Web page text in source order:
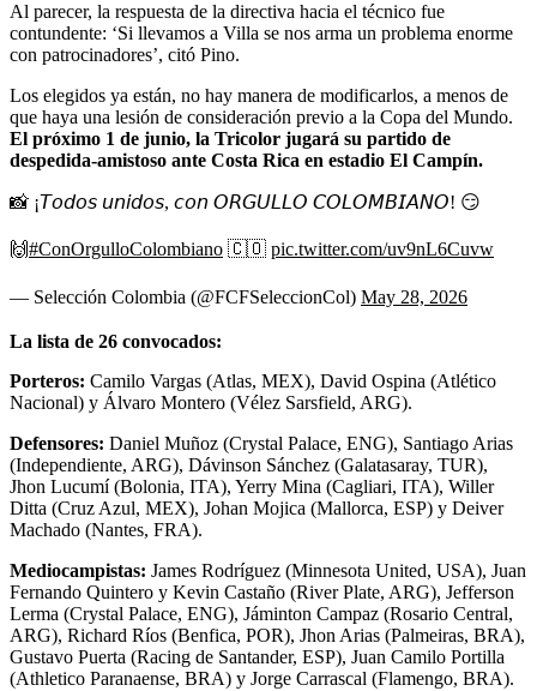
Al parecer, la respuesta de la directiva hacia el técnico fue
contundente: ‘Si llevamos a Villa se nos arma un problema enorme
con patrocinadores’, citó Pino.
Los elegidos ya están, no hay manera de modificarlos, a menos de
que haya una lesión de consideración previo a la Copa del Mundo.
El próximo 1 de junio, la Tricolor jugará su partido de
despedida-amistoso ante Costa Rica en estadio El Campín.
📸 ¡𝘛𝘰𝘥𝘰𝘴 𝘶𝘯𝘪𝘥𝘰𝘴, 𝘤𝘰𝘯 𝘖𝘙𝘎𝘜𝘓𝘓𝘖 𝘊𝘖𝘓𝘖𝘔𝘉𝘐𝘈𝘕𝘖! 😏
🙌#ConOrgulloColombiano 🇨🇴 pic.twitter.com/uv9nL6Cuvw
— Selección Colombia (@FCFSeleccionCol) May 28, 2026
La lista de 26 convocados:
Porteros: Camilo Vargas (Atlas, MEX), David Ospina (Atlético
Nacional) y Álvaro Montero (Vélez Sarsfield, ARG).
Defensores: Daniel Muñoz (Crystal Palace, ENG), Santiago Arias
(Independiente, ARG), Dávinson Sánchez (Galatasaray, TUR),
Jhon Lucumí (Bolonia, ITA), Yerry Mina (Cagliari, ITA), Willer
Ditta (Cruz Azul, MEX), Johan Mojica (Mallorca, ESP) y Deiver
Machado (Nantes, FRA).
Mediocampistas: James Rodríguez (Minnesota United, USA), Juan
Fernando Quintero y Kevin Castaño (River Plate, ARG), Jefferson
Lerma (Crystal Palace, ENG), Jáminton Campaz (Rosario Central,
ARG), Richard Ríos (Benfica, POR), Jhon Arias (Palmeiras, BRA),
Gustavo Puerta (Racing de Santander, ESP), Juan Camilo Portilla
(Athletico Paranaense, BRA) y Jorge Carrascal (Flamengo, BRA).